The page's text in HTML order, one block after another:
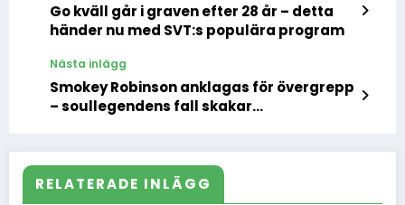
Go kväll går i graven efter 28 år – detta
händer nu med SVT:s populära program
Nästa inlägg
Smokey Robinson anklagas för övergrepp
– soullegendens fall skakar
RELATERADE INLÄGG